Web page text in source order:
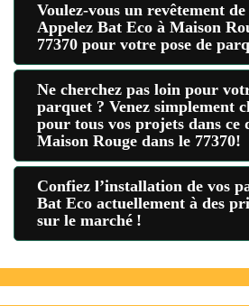
Voulez-vous un revêtement
Appelez Bat Eco à Maison
77370 pour votre pose de
Ne cherchez pas loin pour
parquet ? Venez simplement
pour tous vos projets dans ce
Maison Rouge dans le 77370!
Confiez l’installation de vos
Bat Eco actuellement à des
sur le marché !